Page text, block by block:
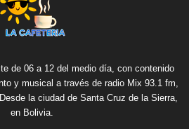
de 06 a 12 del medio día, con contenido
y musical a través de radio Mix 93.1 fm,
la ciudad de Santa Cruz de la Sierra,
en Bolivia.